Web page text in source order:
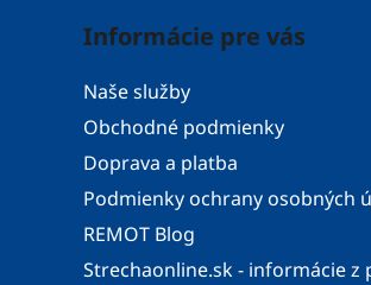
Informácie pre vás
Naše služby
Obchodné podmienky
Doprava a platba
Podmienky ochrany osobných
REMOT Blog
Strechaonline.sk - informácie z